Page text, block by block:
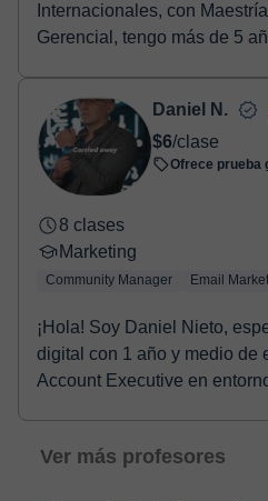
Internacionales, con
Gerencial, tengo más de 5
Daniel N.
$6/clase
Ofrece prueba
8 clases
Marketing
Community Manager Email
¡Hola! Soy Daniel Nieto,
digital con 1 año y medio de
Account Executive en
Ver más profesores